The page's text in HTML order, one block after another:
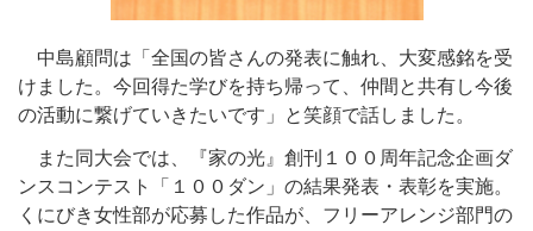
中島顧問は「全国の皆さんの発表に触れ、大変感銘を受
けました。今回得た学びを持ち帰って、仲間と共有し今後
の活動に繋げていきたいです」と笑顔で話しました。
また同大会では、『家の光』創刊１００周年記念企画ダ
ンスコンテスト「１００ダン」の結果発表・表彰を実施。
くにびき女性部が応募した作品が、フリーアレンジ部門の